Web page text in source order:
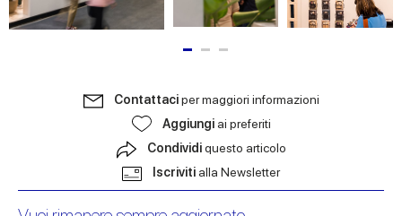
Contattaciper maggiori informazioni
Aggiungi ai preferiti
Condividiquesto articolo
Iscriviti alla Newsletter